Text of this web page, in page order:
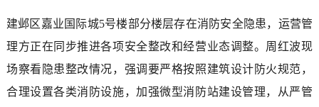
建邺区嘉业国际城5号楼部分楼层存在消防安全隐患，运营管
理方正在同步推进各项安全整改和经营业态调整。周红波现
场察看隐患整改情况，强调要严格按照建筑设计防火规范，
合理设置各类消防设施，加强微型消防站建设管理，从严管